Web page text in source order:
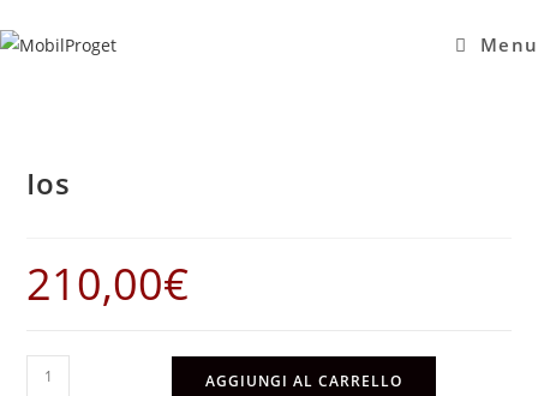
al
Menu
Ios
210,00€
Ios
AGGIUNGI AL CARRELLO